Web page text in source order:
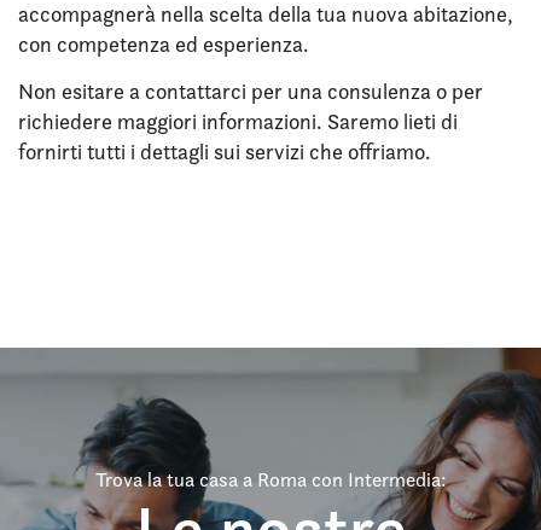
accompagnerà nella scelta della tua nuova abitazione,
con competenza ed esperienza.
Non esitare a contattarci per una consulenza o per
richiedere maggiori informazioni. Saremo lieti di
fornirti tutti i dettagli sui servizi che offriamo.
Trova la tua casa a Roma con Intermedia: